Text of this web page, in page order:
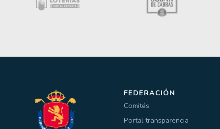
FEDERACIÓN
Comités
Portal transparencia